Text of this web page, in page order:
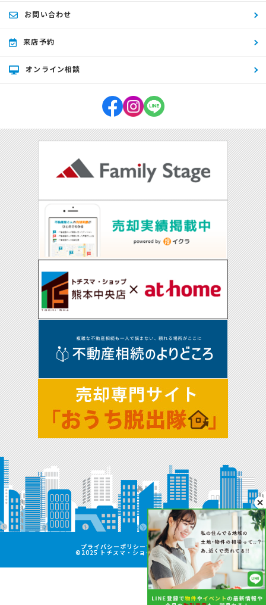
お問い合わせ
来店予約
オンライン相談
プライバシーポリシー サイトマップ
©2025 トチスマ・ショップ熊本中央店